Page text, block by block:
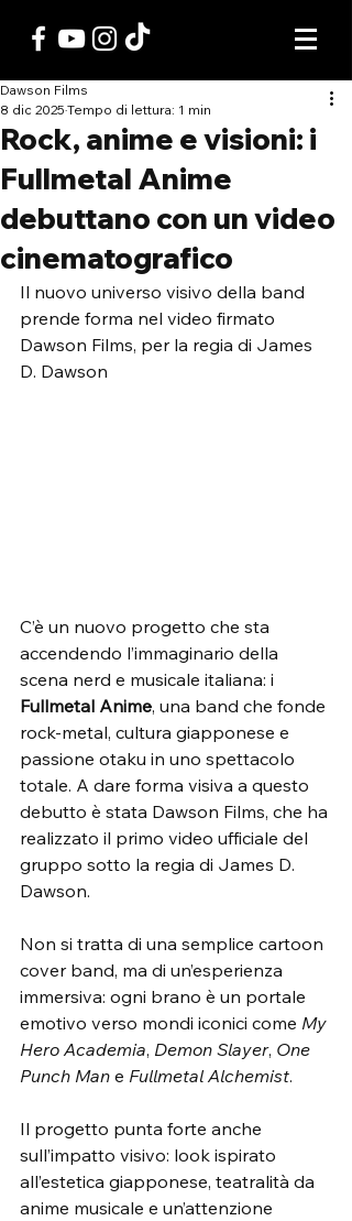
Rock, anime e visioni: i
Fullmetal Anime
debuttano con un video
cinematografico
Dawson Films
8 dic 2025 Tempo di lettura: 1 min
Il nuovo universo visivo della band
prende forma nel video firmato
Dawson Films, per la regia di James
D. Dawson
C’è un nuovo progetto che sta
accendendo l’immaginario della
scena nerd e musicale italiana: i
Fullmetal Anime, una band che fonde
rock-metal, cultura giapponese e
passione otaku in uno spettacolo
totale. A dare forma visiva a questo
debutto è stata Dawson Films, che ha
realizzato il primo video ufficiale del
gruppo sotto la regia di James D.
Dawson.
Non si tratta di una semplice cartoon
cover band, ma di un’esperienza
immersiva: ogni brano è un portale
emotivo verso mondi iconici come My
Hero Academia, Demon Slayer, One
Punch Man e Fullmetal Alchemist.
Il progetto punta forte anche
sull’impatto visivo: look ispirato
all’estetica giapponese, teatralità da
anime musicale e un’attenzione